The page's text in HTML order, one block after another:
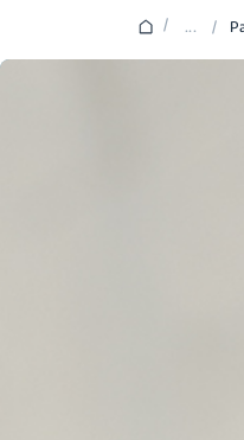
/ ... /